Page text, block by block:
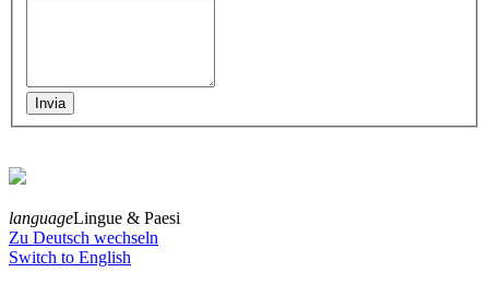
languageLingue & Paesi
Zu Deutsch wechseln
Switch to English